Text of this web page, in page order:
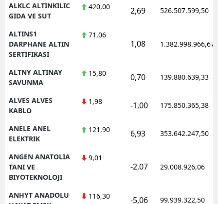
ALKLC ALTINKILIC
GIDA VE SUT
420,00 2,69 526.507.599,50
ALTINS1
DARPHANE ALTIN
SERTIFIKASI
71,06
1,08 1.382.998.966,67
ALTNY ALTINAY
SAVUNMA
15,80 0,70 139.880.639,33
ALVES ALVES
KABLO
1,98 -1,00 175.850.365,38
ANELE ANEL
ELEKTRIK
121,90 6,93 353.642.247,50
ANGEN ANATOLIA
TANI VE
BIYOTEKNOLOJI
9,01
-2,07 29.008.926,06
ANHYT ANADOLU
116,30 -5,06 99.939.322,50